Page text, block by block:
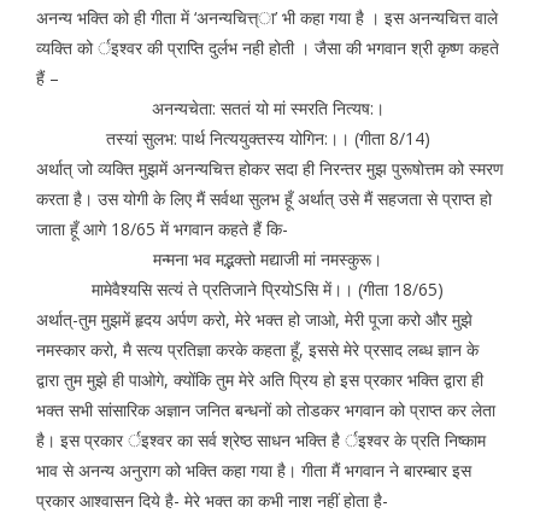
अनन्य भक्ति को ही गीता में ‘अनन्यचित्त्ा’ भी कहा गया है । इस अनन्यचित्त वाले
व्यक्ति को र्इश्वर की प्राप्ति दुर्लभ नही होती । जैसा की भगवान श्री कृष्ण कहते
हैं –
अनन्यचेता: सततं यो मां स्मरति नित्यष:।
तस्यां सुलभ: पार्थ नित्ययुक्तस्य योगिन:।। (गीता 8/14)
अर्थात् जो व्यक्ति मुझमें अनन्यचित्त होकर सदा ही निरन्तर मुझ पुरूषोत्तम को स्मरण
करता है। उस योगी के लिए मैं सर्वथा सुलभ हूँ अर्थात् उसे मैं सहजता से प्राप्त हो
जाता हूँ आगे 18/65 में भगवान कहते हैं कि-
मन्मना भव मद्भक्तो मद्याजी मां नमस्कुरू।
मामेवैश्यसि सत्यं ते प्रतिजाने प्रियोSसि में।। (गीता 18/65)
अर्थात्-तुम मुझमें हृदय अर्पण करो, मेरे भक्त हो जाओ, मेरी पूजा करो और मुझे
नमस्कार करो, मै सत्य प्रतिज्ञा करके कहता हूँ, इससे मेरे प्रसाद लब्ध ज्ञान के
द्वारा तुम मुझे ही पाओगे, क्योंकि तुम मेरे अति प्रिय हो इस प्रकार भक्ति द्वारा ही
भक्त सभी सांसारिक अज्ञान जनित बन्धनों को तोडकर भगवान को प्राप्त कर लेता
है। इस प्रकार र्इश्वर का सर्व श्रेष्ठ साधन भक्ति है र्इश्वर के प्रति निष्काम
भाव से अनन्य अनुराग को भक्ति कहा गया है। गीता मैं भगवान ने बारम्बार इस
प्रकार आश्वासन दिये है- मेरे भक्त का कभी नाश नहीं होता है-